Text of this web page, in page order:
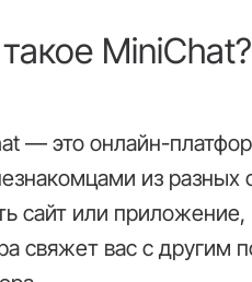
MiniChat?
— это онлайн-
из разных
сайт или приложение,
свяжет вас с другим